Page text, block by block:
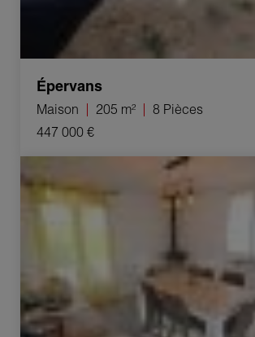
Épervans
Maison 205 m²
8 Pièces
447 000 €
Vente Maison Damparis 6 Pièces 97 m²